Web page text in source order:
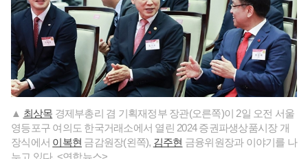
▲ 최상목 경제부총리 겸 기획재정부 장관(오른쪽)이 2일 오전 서울
영등포구 여의도 한국거래소에서 열린 2024 증권파생상품시장 개
장식에서 이복현 금감원장(왼쪽), 김주현 금융위원장과 이야기를 나
누고 있다. <연합뉴스>